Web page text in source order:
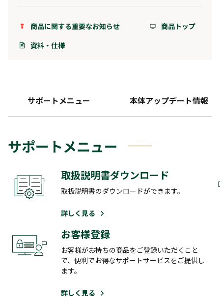
商品に関する重要なお知らせ
商品トップ
資料・仕様
サポートメニュー 本体アップデート情報
サポートメニュー
取扱説明書ダウンロード
取扱説明書のダウンロードができます。
詳しく見る
お客様登録
お客様がお持ちの商品をご登録いただくこと
で、便利でお得なサポートサービスをご提供し
ます。
詳しく見る